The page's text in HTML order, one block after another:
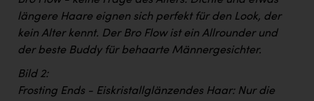
längere Haare eignen sich perfekt für den Look, der
kein Alter kennt. Der Bro Flow ist ein Allrounder und
der beste Buddy für behaarte Männergesichter.
Bild 2:
Frosting Ends - Eiskristallglänzendes Haar: Nur die